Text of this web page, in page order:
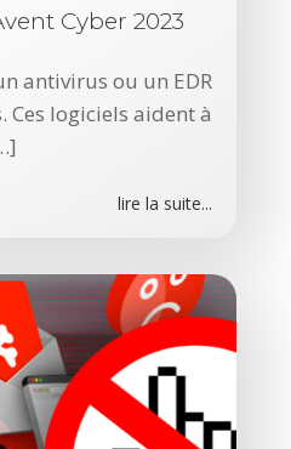
Cyber 2023
antivirus ou un EDR
logiciels aident à
lire la suite...